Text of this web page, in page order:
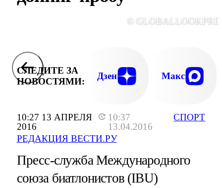
10:27 13 АПРЕЛЯ
2016
10:37
13.04.2016
РЕДАКЦИЯ ВЕСТИ.РУ
СПОРТ
©
СЛЕДИТЕ ЗА
НОВОСТЯМИ:
Дзен Макс
Пресс-служба Международного
союза биатлонистов (IBU)